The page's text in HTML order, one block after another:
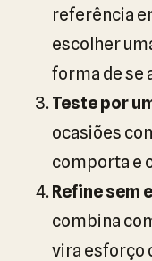
referência
escolher
forma de se
Teste por
ocasiões
comporta e
Refine sem
combina
vira esforço